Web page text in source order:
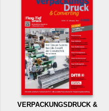
VERPACKUNGSDRUCK &